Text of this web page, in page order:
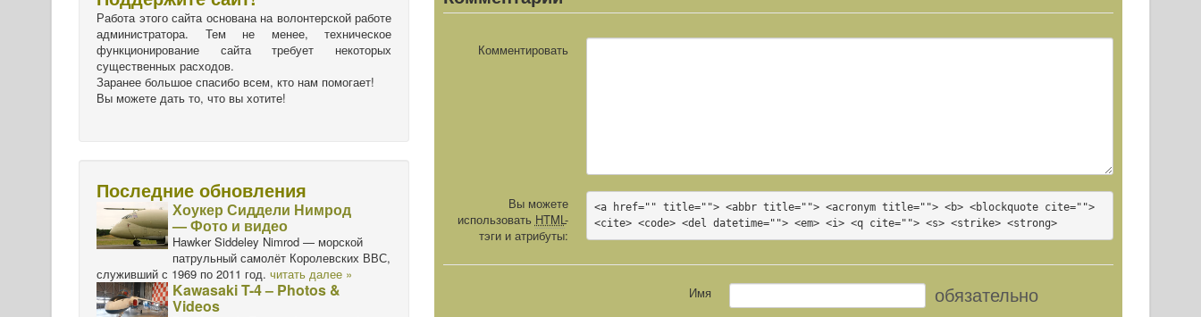
Комментировать
Вы можете
использовать HTML-
тэги и атрибуты:
<a href="" title=""> <abbr title=""> <acronym title=""> <b> <blockquote cite="">
<cite> <code> <del datetime=""> <em> <i> <q cite=""> <s> <strike> <strong>
Имя обязательно
Работа этого сайта основана на волонтерской работе
администратора. Тем не менее, техническое
функционирование сайта требует некоторых
существенных расходов.
Заранее большое спасибо всем, кто нам помогает!
Вы можете дать то, что вы хотите!
Последние обновления
Хоукер Сиддели Нимрод
— Фото и видео
Hawker Siddeley Nimrod — морской
патрульный самолёт Королевских ВВС,
служивший с 1969 по 2011 год. читать далее »
Kawasaki T-4 – Photos &
Videos